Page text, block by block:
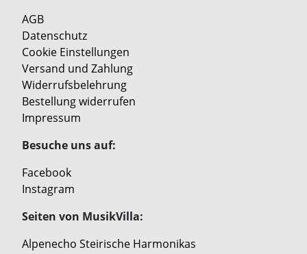
AGB
Datenschutz
Cookie Einstellungen
Versand und Zahlung
Widerrufsbelehrung
Bestellung widerrufen
Impressum
Besuche uns auf:
Facebook
Instagram
Seiten von MusikVilla:
Alpenecho Steirische Harmonikas